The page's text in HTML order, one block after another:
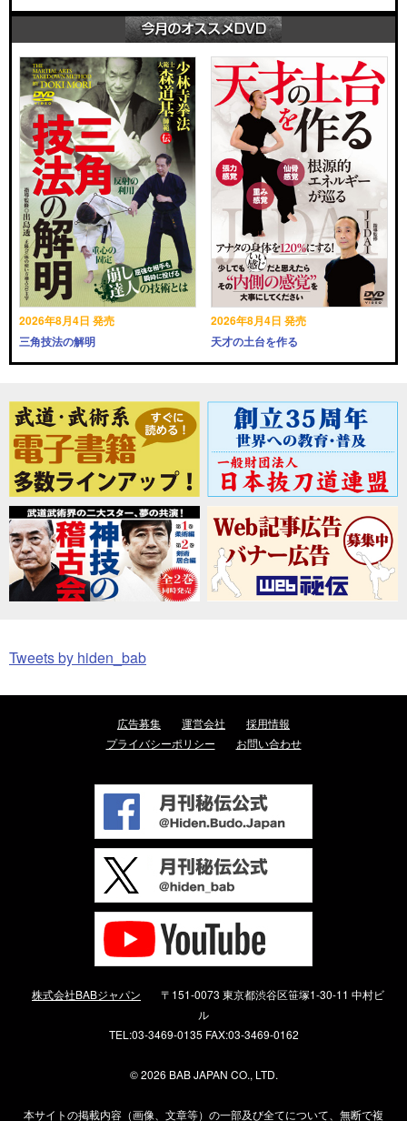
2026年8月4日 発売
三角技法の解明
2026年8月4日 発売
天才の土台を作る
Tweets by hiden_bab
広告募集 運営会社
採用情報
プライバシーポリシー
お問い合わせ
株式会社BABジャパン
〒151-0073 東京都渋谷区笹塚1-30-11 中村ビ
ル
TEL:03-3469-0135 FAX:03-3469-0162
©2026 BAB JAPAN CO., LTD.
本サイトの掲載内容（画像、文章等）の一部及び全てについて、無断で複